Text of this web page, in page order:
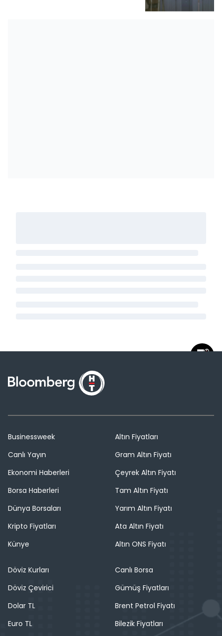
Businessweek
Canlı Yayın
Ekonomi Haberleri
Borsa Haberleri
Dünya Borsaları
Kripto Fiyatları
Künye
Altın Fiyatları
Gram Altın Fiyatı
Çeyrek Altın Fiyatı
Tam Altın Fiyatı
Yarım Altın Fiyatı
Ata Altın Fiyatı
Altın ONS Fiyatı
Döviz Kurları
Döviz Çevirici
Dolar TL
Euro TL
Canlı Borsa
Gümüş Fiyatları
Brent Petrol Fiyatı
Bilezik Fiyatları